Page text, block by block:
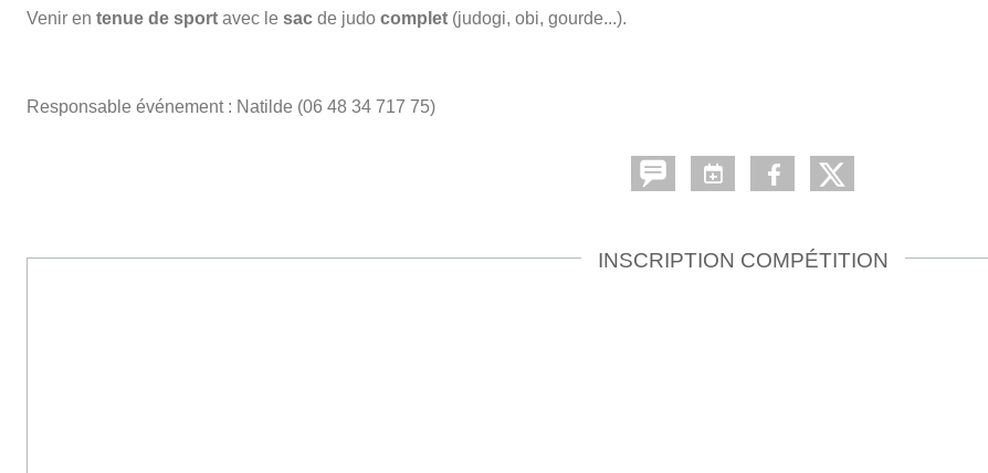
Venir en tenue de sport avec le sac de judo complet (judogi, obi, gourde...).
Responsable événement : Natilde (06 48 34 717 75)
INSCRIPTION COMPÉTITION